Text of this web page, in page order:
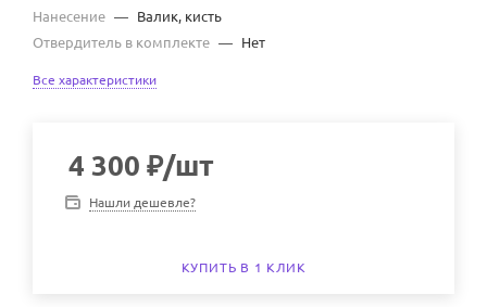
Нанесение — Валик, кисть
Отвердитель в комплекте — Нет
Все характеристики
4 300 ₽/шт
Нашли дешевле?
КУПИТЬ В 1 КЛИК